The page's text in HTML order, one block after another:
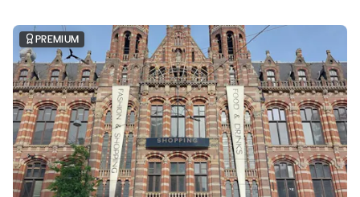
PREMIUM